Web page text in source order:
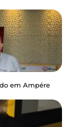
em Ampére